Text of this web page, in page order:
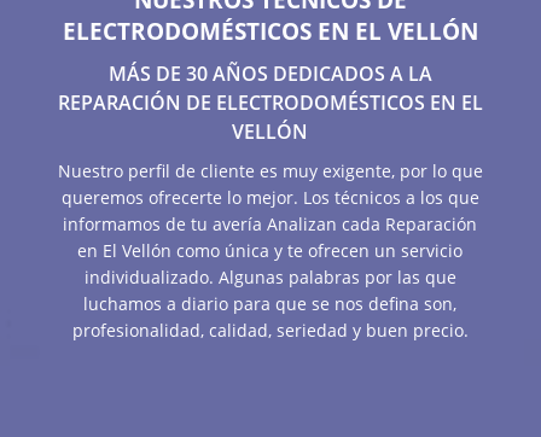
ELECTRODOMÉSTICOS EN EL VELLÓN
MÁS DE 30 AÑOS DEDICADOS A LA
REPARACIÓN DE ELECTRODOMÉSTICOS EN EL
VELLÓN
Nuestro perfil de cliente es muy exigente, por lo que
queremos ofrecerte lo mejor. Los técnicos a los que
informamos de tu avería Analizan cada Reparación
en El Vellón como única y te ofrecen un servicio
individualizado. Algunas palabras por las que
luchamos a diario para que se nos defina son,
profesionalidad, calidad, seriedad y buen precio.